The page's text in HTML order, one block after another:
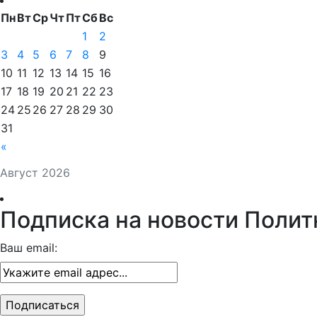
Август 2026
ПнВтСрЧтПтСбВс
«
1
2
3
4 5 6 7 8
9
10 11 12 13 14 15 16
17 18 19 20 21 22 23
24 25 26 27 28 29 30
31
Подписка на новости
Ваш email: